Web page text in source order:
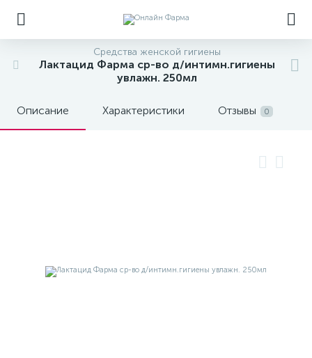
Средства женской гигиены
Лактацид Фарма ср-во д/интимн.гигиены
увлажн. 250мл
Описание Характеристики Отзывы 0